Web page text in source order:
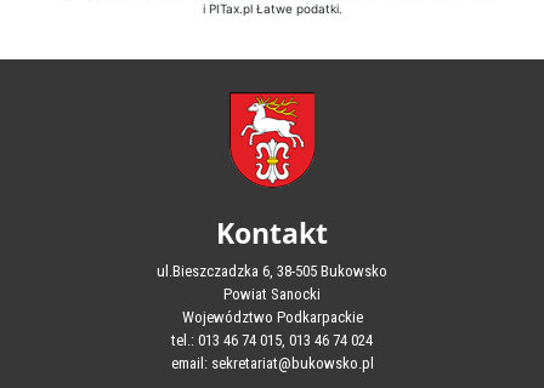
i PITax.pl Łatwe podatki.
Kontakt
ul.Bieszczadzka 6, 38-505 Bukowsko
Powiat Sanocki
Województwo Podkarpackie
tel.: 013 46 74 015, 013 46 74 024
email: sekretariat@bukowsko.pl